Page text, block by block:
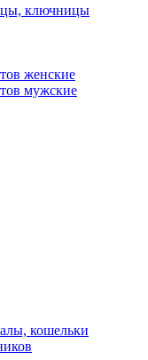
ключницы
женские
мужские
кошельки